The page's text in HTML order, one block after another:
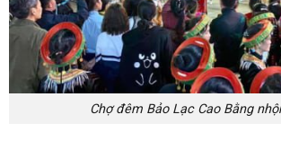
Chợ đêm Bảo Lạc Cao Bằng